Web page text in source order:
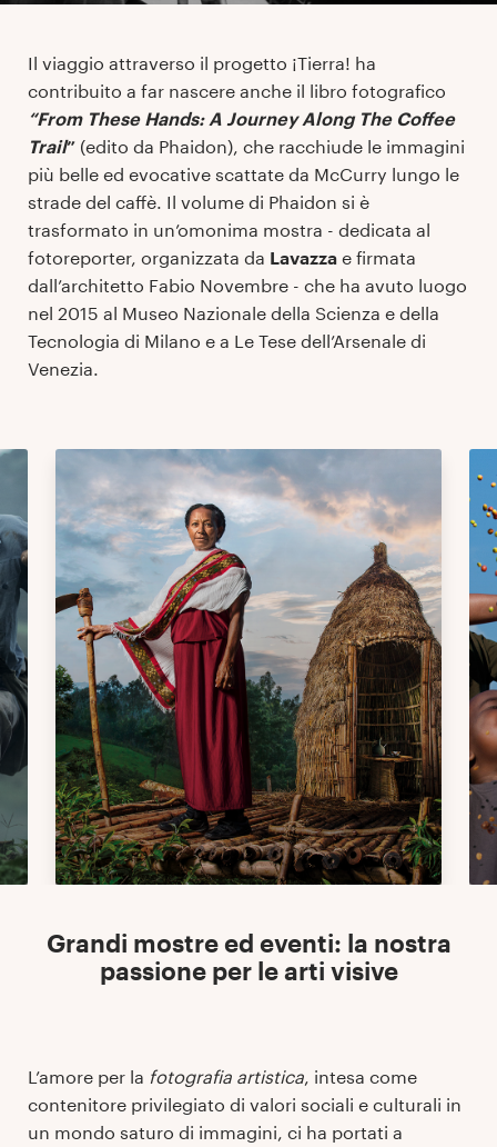
Il viaggio attraverso il progetto ¡Tierra! ha
contribuito a far nascere anche il libro fotografico
“From These Hands: A Journey Along The Coffee
Trail” (edito da Phaidon), che racchiude le immagini
più belle ed evocative scattate da McCurry lungo le
strade del caffè. Il volume di Phaidon si è
trasformato in un’omonima mostra - dedicata al
fotoreporter, organizzata da Lavazza e firmata
dall’architetto Fabio Novembre - che ha avuto luogo
nel 2015 al Museo Nazionale della Scienza e della
Tecnologia di Milano e a Le Tese dell’Arsenale di
Venezia.
Grandi mostre ed eventi: la nostra
passione per le arti visive
L’amore per la fotografia artistica, intesa come
contenitore privilegiato di valori sociali e culturali in
un mondo saturo di immagini, ci ha portati a